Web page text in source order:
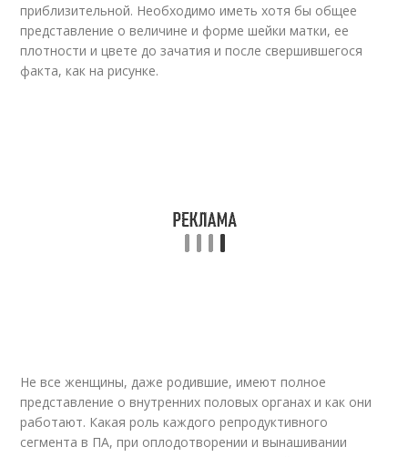
приблизительной. Необходимо иметь хотя бы общее
представление о величине и форме шейки матки, ее
плотности и цвете до зачатия и после свершившегося
факта, как на рисунке.
Не все женщины, даже родившие, имеют полное
представление о внутренних половых органах и как они
работают. Какая роль каждого репродуктивного
сегмента в ПА, при оплодотворении и вынашивании